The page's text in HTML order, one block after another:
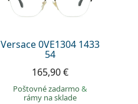
Versace 0VE1304 1433
54
165,90 €
Poštovné zadarmo&
rámy na sklade